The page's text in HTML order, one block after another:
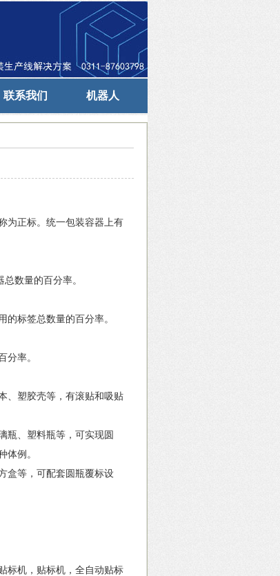
联系我们 机器人
正标。统一包装容器上有
数量的百分率。
标签总数量的百分率。
率。
塑胶壳等，有滚贴和吸贴
、塑料瓶等，可实现圆
体例。
等，可配套圆瓶覆标设
机，贴标机，全自动贴标